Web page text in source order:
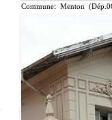
Commune: Menton